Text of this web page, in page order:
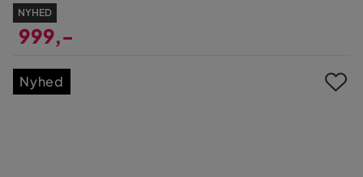
NYHED
999,-
Nyhed